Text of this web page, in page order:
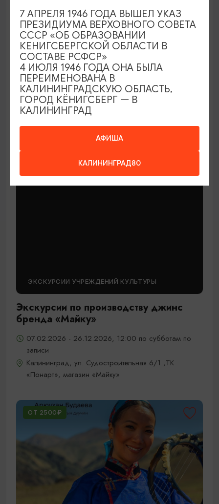
МАСТЕР-КЛАССЫ
Мастер-классы по керамике Елены
Бодяковой
Калининград, ул. Баранова, 45
ЭКСКУРСИИ УЧРЕЖДЕНИЙ КУЛЬТУРЫ
Экскурсии по производству джинс
бренда «Майку»
07.02.2026 - 26.12.2026, 12:00 по субботам по
записи
Калининград, ул. Судостроительная 6/1 ,ТК
«Понарт», магазин «Майку»
ОТ 2500₽
АФИША
КАЛИНИНГРАД80
7 АПРЕЛЯ 1946 ГОДА ВЫШЕЛ УКАЗ
ПРЕЗИДИУМА ВЕРХОВНОГО СОВЕТА
СССР «ОБ ОБРАЗОВАНИИ
КЕНИГСБЕРГСКОЙ ОБЛАСТИ В
СОСТАВЕ РСФСР»
4 ИЮЛЯ 1946 ГОДА ОНА БЫЛА
ПЕРЕИМЕНОВАНА В
КАЛИНИНГРАДСКУЮ ОБЛАСТЬ,
ГОРОД КЁНИГСБЕРГ — В
КАЛИНИНГРАД